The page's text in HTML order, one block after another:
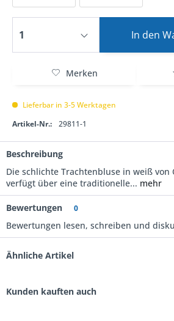
In den
Merken
Lieferbar in 3-5 Werktagen
Artikel-Nr.:
29811-1
Beschreibung
Die schlichte Trachtenbluse in weiß von
verfügt über eine traditionelle... mehr
Bewertungen 0
Bewertungen lesen, schreiben und
Ähnliche Artikel
Kunden kauften auch